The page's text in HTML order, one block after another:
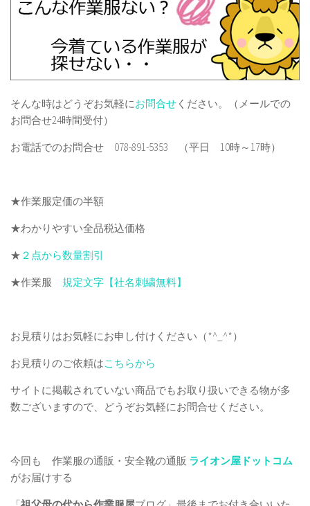
そんな時はどうぞお気軽にお問合せ ください。（メールでの
お問合せ24時間受付）
お電話でのお問合せ 078-891-5353 （平日 10時～17時）
★作業服定価の半額
★わかりやすい全品税込価格
★ ２点から数量割引
★作業服 規定文字【社名刺繍無料】
お見積りはお気軽にお申し付けください（*^_^*）
お見積りのご依頼はこちらから
サイトに掲載されていない商品でもお取り扱いできる物が多
数ございますので、どうぞお気軽にお問合せください。
今回も 作業服の通販・安全靴の通販 ライオン屋ドットコム
がお届けする